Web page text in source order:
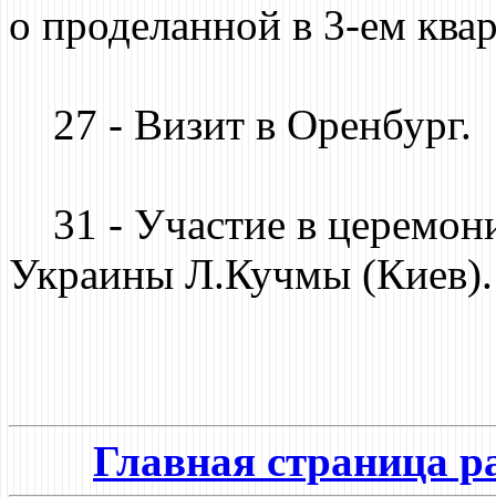
о проделанной в 3-ем
27 - Визит в Оренбург.
31 - Участие в
Украины Л.Кучмы (Киев).
Главная страница